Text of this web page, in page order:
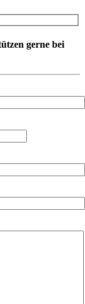
gerne bei